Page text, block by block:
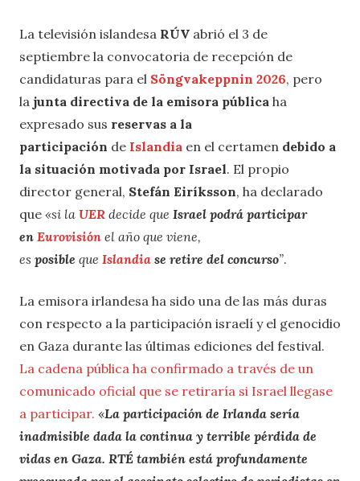
La televisión islandesa RÚV abrió el 3 de
septiembre la convocatoria de recepción de
candidaturas para el Söngvakeppnin 2026, pero
la junta directiva de la emisora pública ha
expresado sus reservas a la
participación de Islandia en el certamen debido a
la situación motivada por Israel. El propio
director general, Stefán Eiríksson, ha declarado
que «si la UER decide que Israel podrá participar
en Eurovisión el año que viene,
es posible que Islandia se retire del concurso”.
La emisora irlandesa ha sido una de las más duras
con respecto a la participación israelí y el genocidio
en Gaza durante las últimas ediciones del festival.
La cadena pública ha confirmado a través de un
comunicado oficial que se retiraría si Israel llegase
a participar. «La participación de Irlanda sería
inadmisible dada la continua y terrible pérdida de
vidas en Gaza. RTÉ también está profundamente